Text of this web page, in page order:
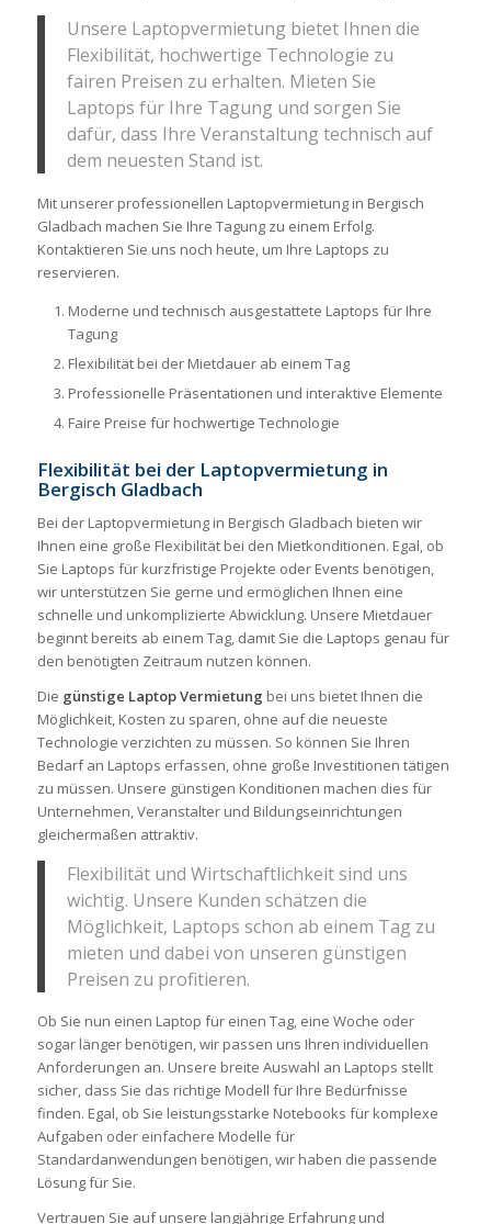
Unsere Laptopvermietung bietet Ihnen die
Flexibilität, hochwertige Technologie zu
fairen Preisen zu erhalten. Mieten Sie
Laptops für Ihre Tagung und sorgen Sie
dafür, dass Ihre Veranstaltung technisch auf
dem neuesten Stand ist.
Mit unserer professionellen Laptopvermietung in Bergisch
Gladbach machen Sie Ihre Tagung zu einem Erfolg.
Kontaktieren Sie uns noch heute, um Ihre Laptops zu
reservieren.
Moderne und technisch ausgestattete Laptops für Ihre
Tagung
Flexibilität bei der Mietdauer ab einem Tag
Professionelle Präsentationen und interaktive Elemente
Faire Preise für hochwertige Technologie
Flexibilität bei der Laptopvermietung in
Bergisch Gladbach
Bei der Laptopvermietung in Bergisch Gladbach bieten wir
Ihnen eine große Flexibilität bei den Mietkonditionen. Egal, ob
Sie Laptops für kurzfristige Projekte oder Events benötigen,
wir unterstützen Sie gerne und ermöglichen Ihnen eine
schnelle und unkomplizierte Abwicklung. Unsere Mietdauer
beginnt bereits ab einem Tag, damit Sie die Laptops genau für
den benötigten Zeitraum nutzen können.
Die günstige Laptop Vermietung bei uns bietet Ihnen die
Möglichkeit, Kosten zu sparen, ohne auf die neueste
Technologie verzichten zu müssen. So können Sie Ihren
Bedarf an Laptops erfassen, ohne große Investitionen tätigen
zu müssen. Unsere günstigen Konditionen machen dies für
Unternehmen, Veranstalter und Bildungseinrichtungen
gleichermaßen attraktiv.
Flexibilität und Wirtschaftlichkeit sind uns
wichtig. Unsere Kunden schätzen die
Möglichkeit, Laptops schon ab einem Tag zu
mieten und dabei von unseren günstigen
Preisen zu profitieren.
Ob Sie nun einen Laptop für einen Tag, eine Woche oder
sogar länger benötigen, wir passen uns Ihren individuellen
Anforderungen an. Unsere breite Auswahl an Laptops stellt
sicher, dass Sie das richtige Modell für Ihre Bedürfnisse
finden. Egal, ob Sie leistungsstarke Notebooks für komplexe
Aufgaben oder einfachere Modelle für
Standardanwendungen benötigen, wir haben die passende
Lösung für Sie.
Vertrauen Sie auf unsere langjährige Erfahrung und